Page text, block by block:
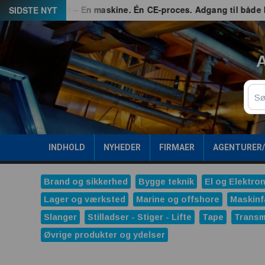
Spring
til
indhold
SIDSTE NYTG3 – En maskine. Én CE-proces. Adgang til både EU
Søg
INDHOLD NYHEDER FIRMAER
Brand og sikkerhed Bygge teknik El og
Lager og værksted
Marine og offshore
Slanger
Stilladser - Stiger - Lifte Tape
Øvrige produkter og ydelser